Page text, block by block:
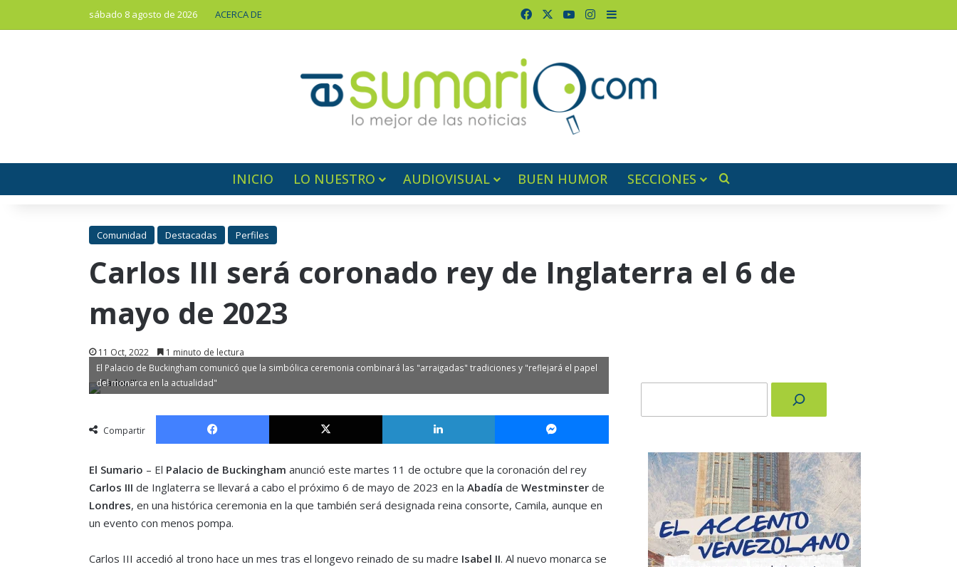
sábado 8 agosto de 2026 ACERCA DE FacebookYouTubeInstagram
Barra lateral
INICIO LO NUESTRO AUDIOVISUAL BUEN HUMOR SECCIONES
Comunidad Destacadas Perfiles
Carlos III será coronado rey de Inglaterra el 6 de
mayo de 2023
11 Oct, 2022 1 minuto de lectura
El Palacio de Buckingham comunicó que la simbólica ceremonia combinará las "arraigadas" tradiciones y "reflejará el papel
del monarca en la actualidad"
Compartir
Facebook X LinkedIn Messenger
El Sumario – El Palacio de Buckingham anunció este martes 11 de octubre que la coronación del rey
Carlos III de Inglaterra se llevará a cabo el próximo 6 de mayo de 2023 en la Abadía de Westminsterde
Londres, en una histórica ceremonia en la que también será designada reina consorte, Camila, aunque en
un evento con menos pompa.
Carlos III accedió al trono hace un mes tras el longevo reinado de su madre Isabel II. Al nuevo monarca se